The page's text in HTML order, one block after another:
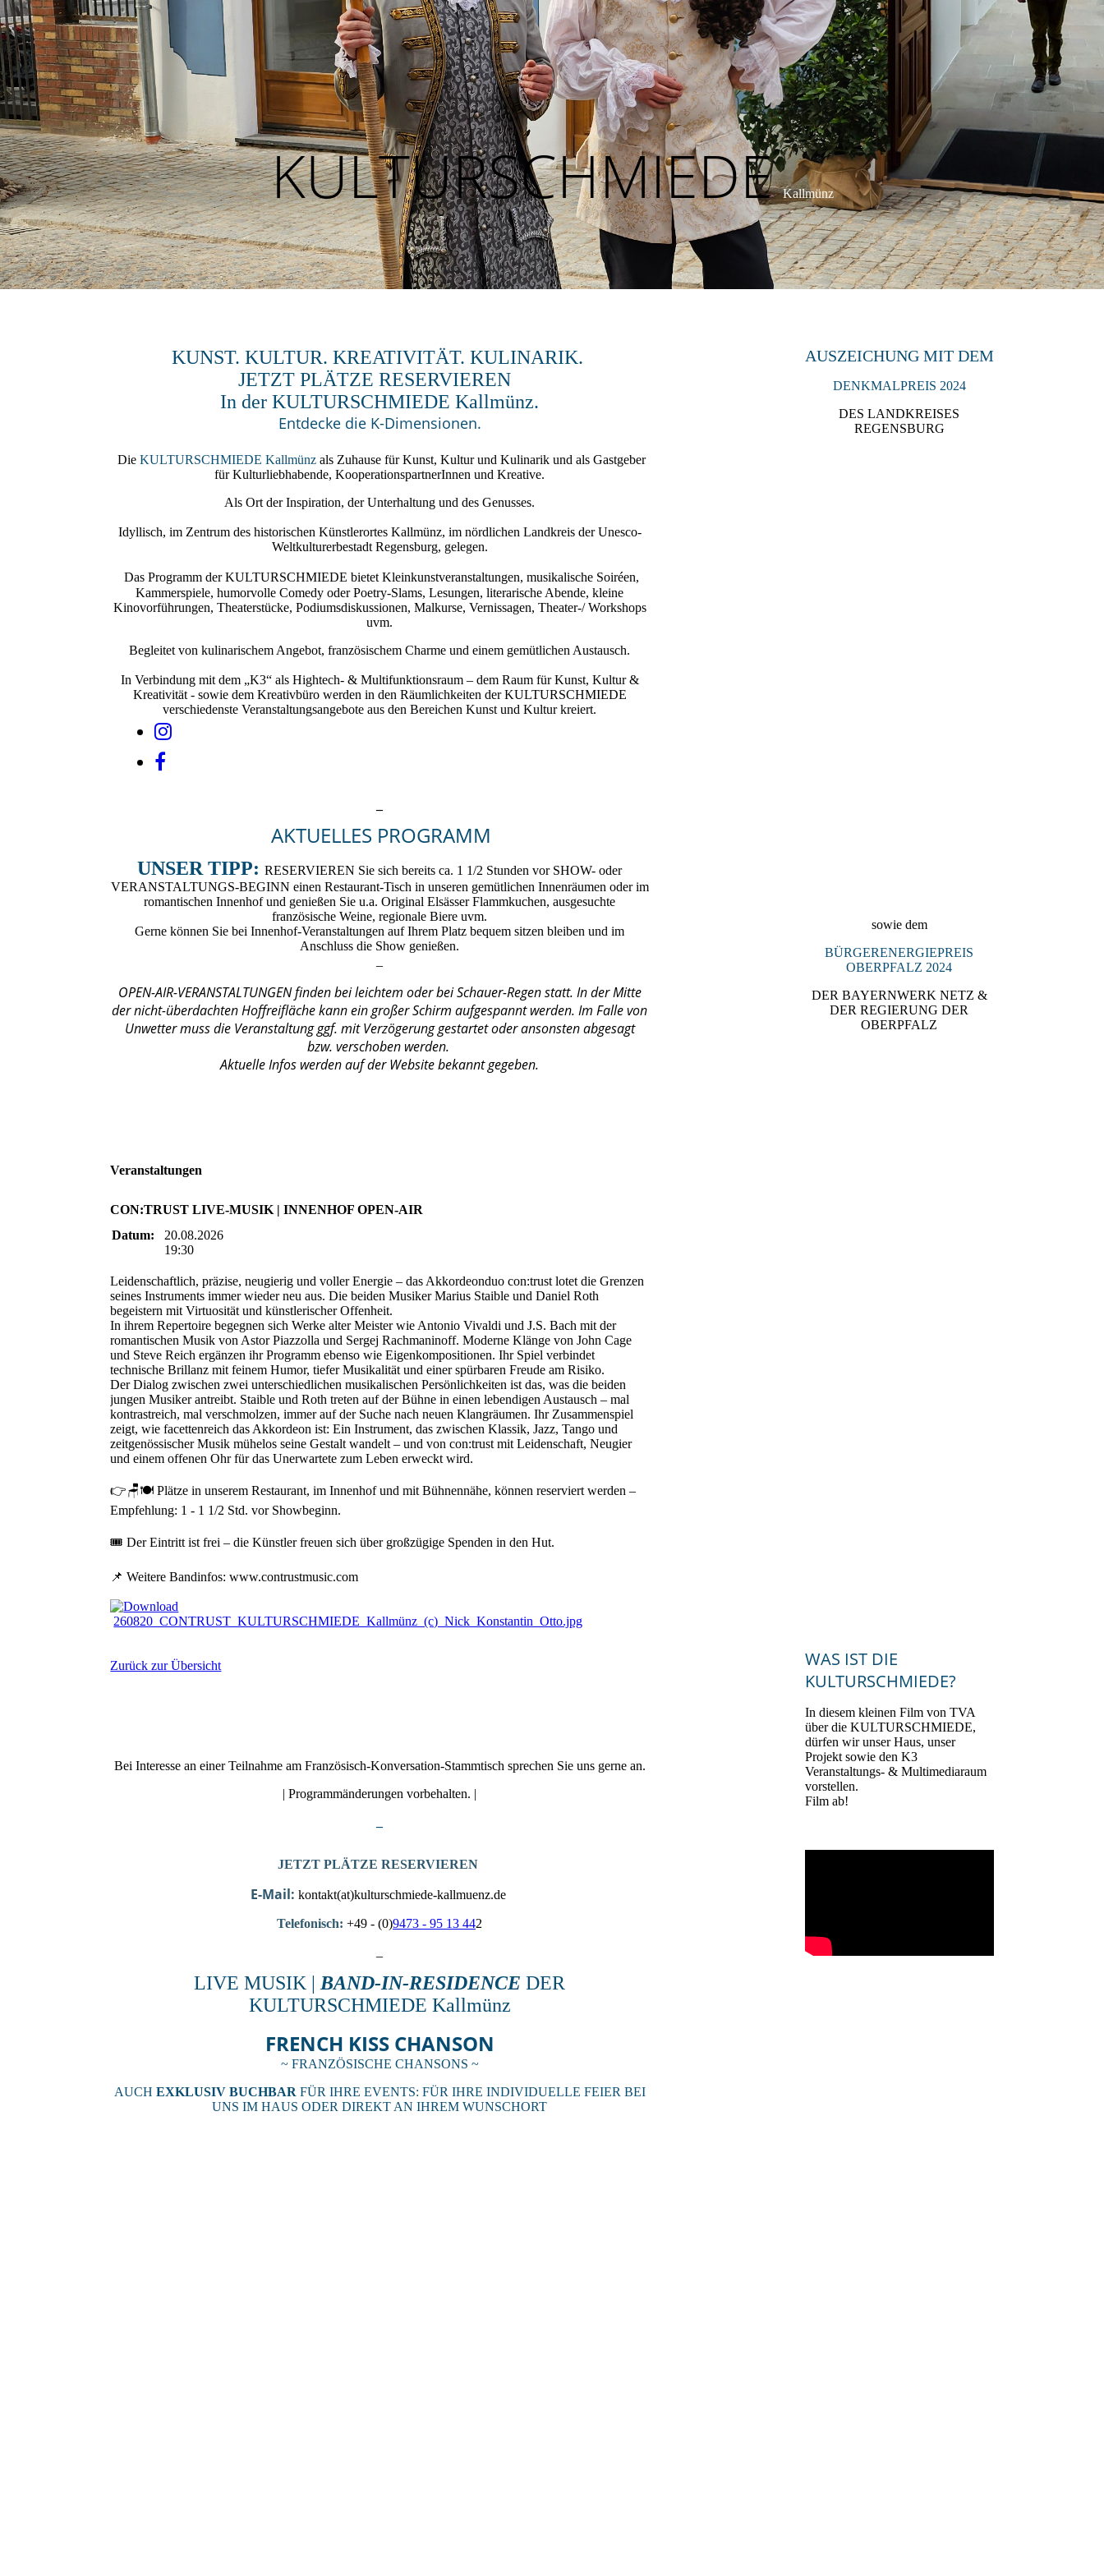
KULTURSCHMIEDE Kallmünz
KUNST. KULTUR. KREATIVITÄT. KULINARIK.
JETZT PLÄTZE RESERVIEREN
In der KULTURSCHMIEDE Kallmünz.
Entdecke die K-Dimensionen.
Die KULTURSCHMIEDE Kallmünz als Zuhause für Kunst, Kultur und Kulinarik und als Gastgeber
für Kulturliebhabende, KooperationspartnerInnen und Kreative.
Als Ort der Inspiration, der Unterhaltung und des Genusses.
Idyllisch, im Zentrum des historischen Künstlerortes Kallmünz, im nördlichen Landkreis der Unesco-
Weltkulturerbestadt Regensburg, gelegen.
Das Programm derKULTURSCHMIEDE bietet Kleinkunstveranstaltungen, musikalische Soiréen,
Kammerspiele, humorvolle Comedy oder Poetry-Slams, Lesungen, literarische Abende, kleine
Kinovorführungen, Theaterstücke, Podiumsdiskussionen, Malkurse, Vernissagen, Theater-/ Workshops
uvm.
Begleitet von kulinarischem Angebot, französischem Charme und einem gemütlichen Austausch.
In Verbindung mit dem „K3“ als Hightech- & Multifunktionsraum – dem Raum für Kunst, Kultur &
Kreativität - sowie dem Kreativbüro werden in den Räumlichkeiten der KULTURSCHMIEDE
verschiedenste Veranstaltungsangebote aus den Bereichen Kunst und Kultur kreiert.
AKTUELLES PROGRAMM
UNSER TIPP: RESERVIEREN Sie sich bereits ca. 1 1/2 Stunden vor SHOW- oder
VERANSTALTUNGS-BEGINN einen Restaurant-Tisch in unseren gemütlichen Innenräumen oder im
romantischen Innenhof und genießen Sie u.a. Original Elsässer Flammkuchen, ausgesuchte
französische Weine, regionale Biere uvm.
Gerne können Sie bei Innenhof-Veranstaltungen auf Ihrem Platz bequem sitzen bleiben und im
Anschluss die Show genießen.
OPEN-AIR-VERANSTALTUNGEN finden bei leichtem oder bei Schauer-Regen statt. In der Mitte
der nicht-überdachten Hoffreifläche kann ein großer Schirm aufgespannt werden. Im Falle von
Unwetter muss die Veranstaltung ggf. mit Verzögerung gestartet oder ansonsten abgesagt
bzw. verschoben werden.
Aktuelle Infos werden auf der Website bekannt gegeben.
Veranstaltungen
CON:TRUST LIVE-MUSIK | INNENHOF OPEN-AIR
Datum:
20.08.2026
19:30
Leidenschaftlich, präzise, neugierig und voller Energie – das Akkordeonduo con:trust lotet die Grenzen
seines Instruments immer wieder neu aus. Die beiden Musiker Marius Staible und Daniel Roth
begeistern mit Virtuosität und künstlerischer Offenheit.
In ihrem Repertoire begegnen sich Werke alter Meister wie Antonio Vivaldi und J.S. Bach mit der
romantischen Musik von Astor Piazzolla und Sergej Rachmaninoff. Moderne Klänge von John Cage
und Steve Reich ergänzen ihr Programm ebenso wie Eigenkompositionen. Ihr Spiel verbindet
technische Brillanz mit feinem Humor, tiefer Musikalität und einer spürbaren Freude am Risiko.
Der Dialog zwischen zwei unterschiedlichen musikalischen Persönlichkeiten ist das, was die beiden
jungen Musiker antreibt. Staible und Roth treten auf der Bühne in einen lebendigen Austausch – mal
kontrastreich, mal verschmolzen, immer auf der Suche nach neuen Klangräumen. Ihr Zusammenspiel
zeigt, wie facettenreich das Akkordeon ist: Ein Instrument, das zwischen Klassik, Jazz, Tango und
zeitgenössischer Musik mühelos seine Gestalt wandelt – und von con:trust mit Leidenschaft, Neugier
und einem offenen Ohr für das Unerwartete zum Leben erweckt wird.
👉🪑🍽️ Plätze in unserem Restaurant, im Innenhof und mit Bühnennähe, können reserviert werden –
Empfehlung: 1 - 1 1/2 Std. vor Showbeginn.
🎟️ Der Eintritt ist frei – die Künstler freuen sich über großzügige Spenden in den Hut.
📌 Weitere Bandinfos: www.contrustmusic.com
260820_CONTRUST_KULTURSCHMIEDE_Kallmünz_(c)_Nick_Konstantin_Otto.jpg
Zurück zur Übersicht
Bei Interesse an einer Teilnahme am Französisch-Konversation-Stammtisch sprechen Sie uns gerne an.
| Programmänderungen vorbehalten. |
JETZT PLÄTZE RESERVIEREN
E-Mail: kontakt(at)kulturschmiede-kallmuenz.de
Telefonisch: +49 - (0)9473 - 95 13 442
LIVE MUSIK |BAND-IN-RESIDENCE DER
KULTURSCHMIEDE Kallmünz
FRENCH KISS CHANSON
~ FRANZÖSISCHE CHANSONS ~
AUCH EXKLUSIV BUCHBAR FÜR IHRE EVENTS: FÜR IHRE INDIVIDUELLE FEIER BEI
UNS IM HAUS ODER DIREKT AN IHREM WUNSCHORT
AUSZEICHUNG MIT DEM
DENKMALPREIS 2024
DES LANDKREISES
REGENSBURG
sowie dem
BÜRGERENERGIEPREIS
OBERPFALZ 2024
DER BAYERNWERK NETZ &
DER REGIERUNG DER
OBERPFALZ
WAS IST DIE
KULTURSCHMIEDE?
In diesem kleinen Film von TVA
über die KULTURSCHMIEDE,
dürfen wir unser Haus, unser
Projekt sowie den K3
Veranstaltungs- & Multimediaraum
vorstellen.
Film ab!